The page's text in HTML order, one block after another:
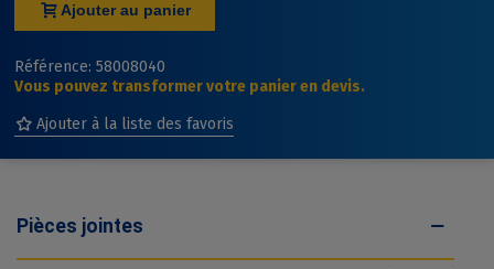
Ajouter au panier
Référence: 58008040
Vous pouvez transformer votre panier en devis.
Ajouter à la liste des favoris
Pièces jointes